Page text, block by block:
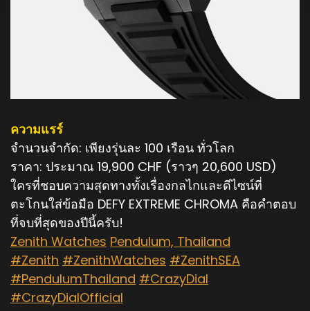
ความแรร์
จำนวนจำกัด: เพียงรุ่นละ 100 เรือน ทั่วโลก
ราคา: ประมาณ 19,900 CHF (ราวๆ 20,600 USD)
ใครที่ชอบความสุดทางทั้งเรื่องกลไกและดีไซน์ที่
ตะโกนใส่ข้อมือ DEFY EXTREME CHROMA คือคำตอบ
ที่จบที่สุดของปีนี้ครับ!
Zenith Watches Pendulum, Thailand
#Zenith #ZenithWatches #ZenithSEA
#PendulumThailand #CrazyDial
#CrazyDialOfficial